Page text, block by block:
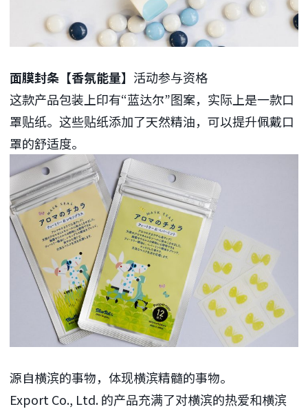
面膜封条【香氛能量】 活动参与资格
这款产品包装上印有“蓝达尔”图案，实际上是一款口
罩贴纸。这些贴纸添加了天然精油，可以提升佩戴口
罩的舒适度。
源自横滨的事物，体现横滨精髓的事物。
Export Co., Ltd. 的产品充满了对横滨的热爱和横滨